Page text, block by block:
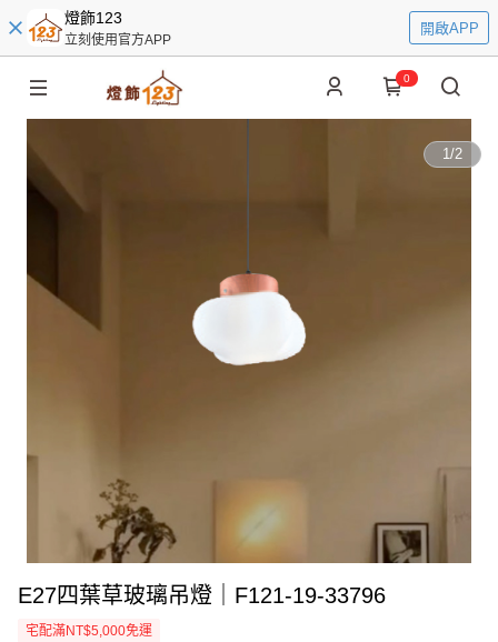
燈飾123
立刻使用官方APP
開啟APP
0
1/2
E27四葉草玻璃吊燈｜F121-19-33796
宅配滿NT$5,000免運